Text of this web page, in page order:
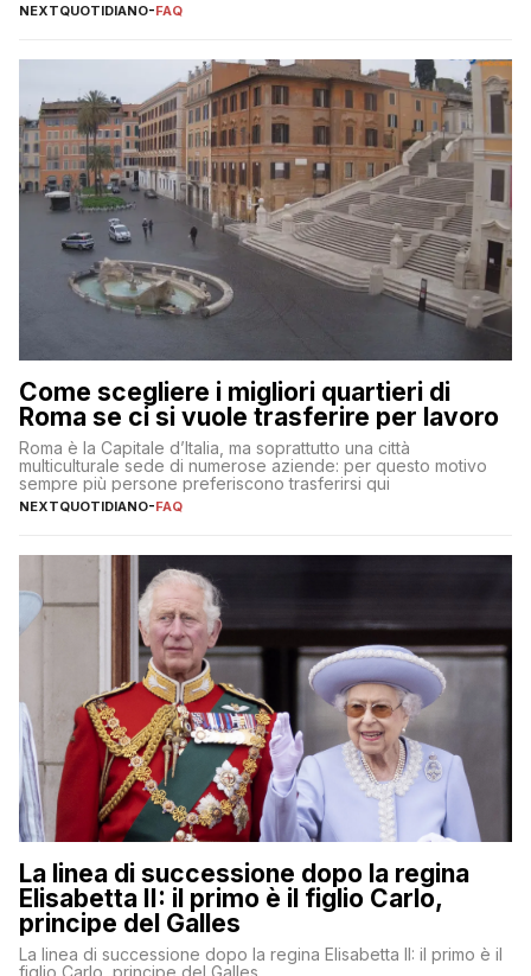
NEXTQUOTIDIANO-FAQ
Come scegliere i migliori quartieri di
Roma se ci si vuole trasferire per lavoro
Roma è la Capitale d’Italia, ma soprattutto una città
multiculturale sede di numerose aziende: per questo motivo
sempre più persone preferiscono trasferirsi qui
NEXTQUOTIDIANO-FAQ
La linea di successione dopo la regina
Elisabetta II: il primo è il figlio Carlo,
principe del Galles
La linea di successione dopo la regina Elisabetta II: il primo è il
figlio Carlo, principe del Galles